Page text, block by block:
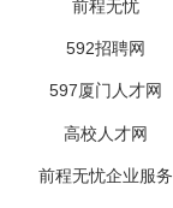
前程无忧
592招聘网
597厦门人才网
高校人才网
前程无忧企业服务